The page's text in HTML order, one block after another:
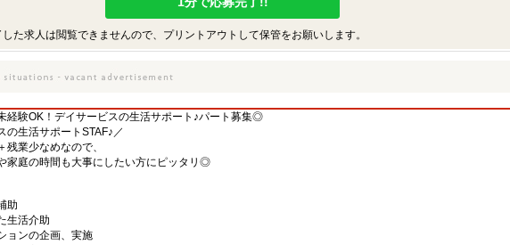
た求人は閲覧できませんので、プリントアウトして保管をお願いします。
経験OK！デイサービスの生活サポート♪パート募集◎
の生活サポートSTAF♪／
残業少なめなので、
家庭の時間も大事にしたい方にピッタリ◎
助
生活介助
ョンの企画、実施